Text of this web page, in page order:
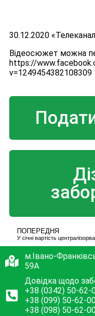
30.12.2020
Відеосюжет можна
https://
v=1249454382108309
ПОПЕРЕДНЯ
м.Івано-
59А
Довідка щодо
+38 (0342) 50-62-
+38 (099) 50-62-
+38 (098) 50-62-